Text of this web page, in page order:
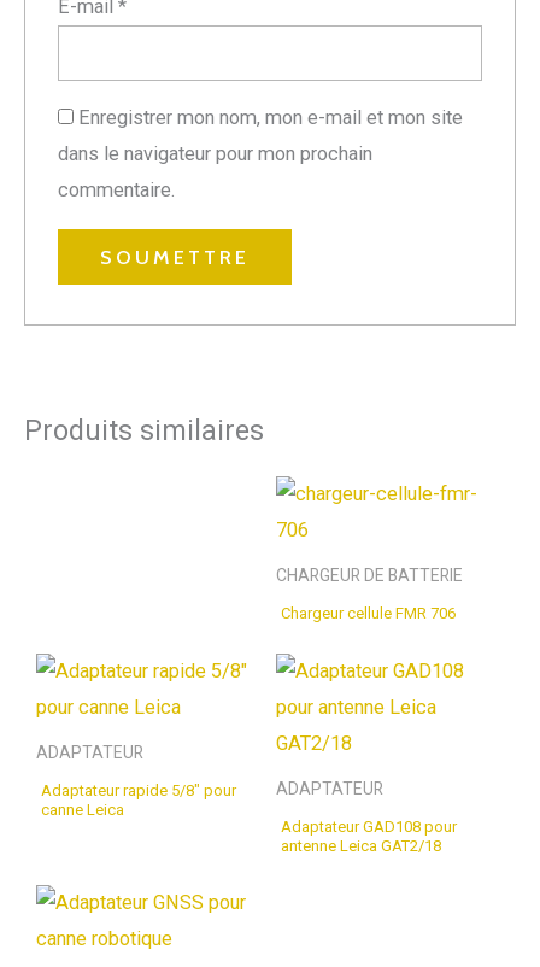
E-mail*
Enregistrer mon nom, mon e-mail et mon site
dans le navigateur pour mon prochain
commentaire.
Produits similaires
CHARGEUR DE BATTERIE
Chargeur cellule FMR 706
ADAPTATEUR
Adaptateur rapide 5/8″ pour
canne Leica
ADAPTATEUR
Adaptateur GAD108 pour
antenne Leica GAT2/18